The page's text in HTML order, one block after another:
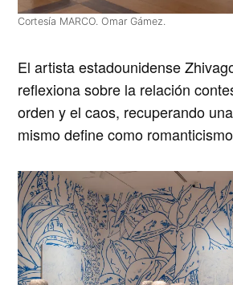
Cortesía MARCO. Omar Gámez.
El artista estadounidense
reflexiona sobre la relación
orden y el caos, recuperando
mismo define como